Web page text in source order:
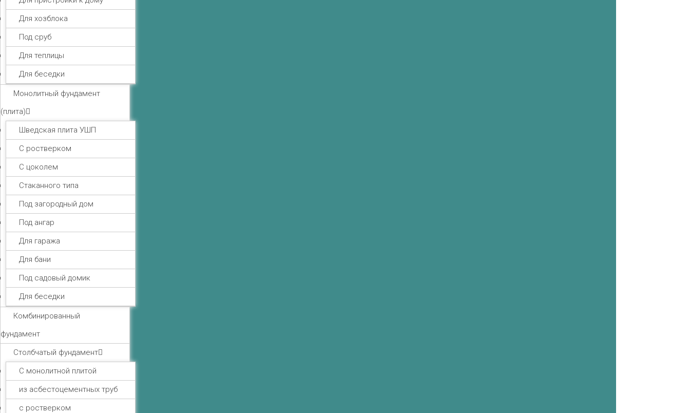
Для хозблока
Под сруб
Для теплицы
Для беседки
Монолитный фундамент
(плита)
Шведская плита УШП
С ростверком
С цоколем
Стаканного типа
Под загородный дом
Под ангар
Для гаража
Для бани
Под садовый домик
Для беседки
Комбинированный
фундамент
Столбчатый фундамент
С монолитной плитой
из асбестоцементных труб
с ростверком